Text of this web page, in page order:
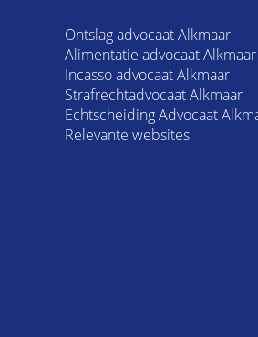
Ontslag advocaat Alkmaar
Alimentatie advocaat Alkmaar
Incasso advocaat Alkmaar
Strafrechtadvocaat Alkmaar
Echtscheiding Advocaat
Relevante websites